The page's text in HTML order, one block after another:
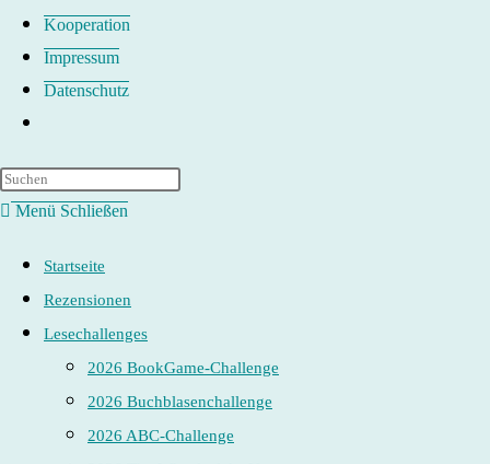
Kooperation
Impressum
Datenschutz
umschalten
Menü Schließen
Startseite
Rezensionen
Lesechallenges
2026 BookGame-Challenge
2026 Buchblasenchallenge
2026 ABC-Challenge